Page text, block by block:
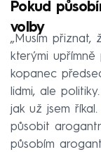
Pokud
volby
„Musím přiznat,
kterými upřímně
kopanec
lidmi, ale
jak už jsem
působit
působím